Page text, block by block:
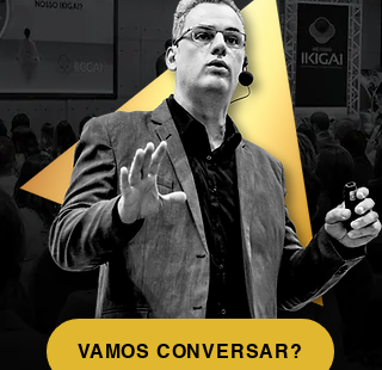
VAMOS CONVERSAR?